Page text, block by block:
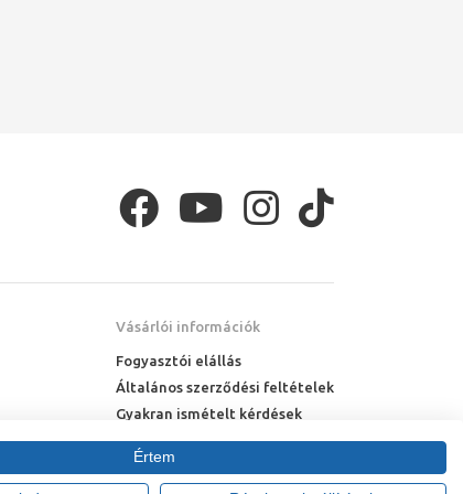
Vásárlói információk
Fogyasztói elállás
Általános szerződési feltételek
Gyakran ismételt kérdések
Online rendelés menete
Fizetési feltételek
Értem